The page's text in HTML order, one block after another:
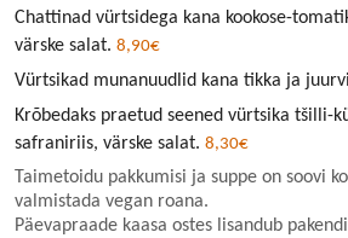
Chattinad vürtsidega kana kookose-
värske salat. 8,90€
Vürtsikad munanuudlid kana tikka ja
Krõbedaks praetud seened vürtsika tšilli-
safraniriis, värske salat. 8,30€
Taimetoidu pakkumisi ja suppe on soovi
valmistada vegan roana.
Päevapraade kaasa ostes lisandub